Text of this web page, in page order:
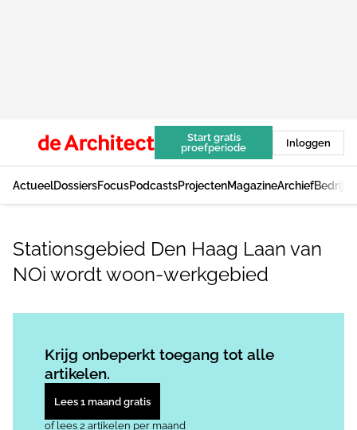
Start gratis
proefperiode
Inloggen
ActueelDossiersFocusPodcastsProjectenMagazineArchief
Stationsgebied Den Haag Laan van
NOi wordt woon-werkgebied
Krijg onbeperkt toegang tot alle
artikelen.
Lees 1 maand gratis
of lees 2 artikelen per maand